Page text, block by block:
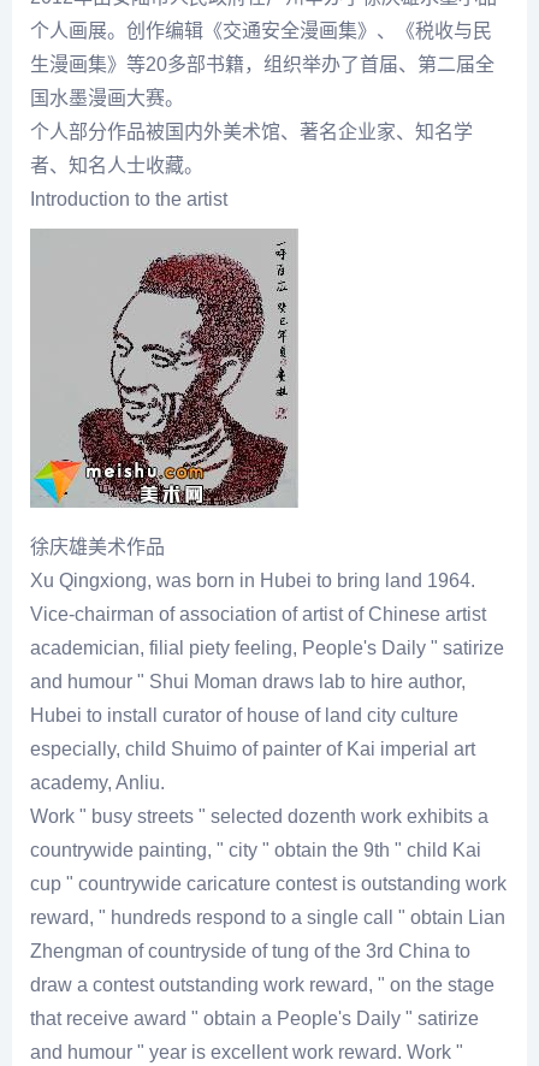
个人画展。创作编辑《交通安全漫画集》、《税收与民
生漫画集》等20多部书籍，组织举办了首届、第二届全
国水墨漫画大赛。
个人部分作品被国内外美术馆、著名企业家、知名学
者、知名人士收藏。
Introduction to the artist
徐庆雄美术作品
Xu Qingxiong, was born in Hubei to bring land 1964.
Vice-chairman of association of artist of Chinese artist
academician, filial piety feeling, People's Daily " satirize
and humour " Shui Moman draws lab to hire author,
Hubei to install curator of house of land city culture
especially, child Shuimo of painter of Kai imperial art
academy, Anliu.
Work " busy streets " selected dozenth work exhibits a
countrywide painting, " city " obtain the 9th " child Kai
cup " countrywide caricature contest is outstanding work
reward, " hundreds respond to a single call " obtain Lian
Zhengman of countryside of tung of the 3rd China to
draw a contest outstanding work reward, " on the stage
that receive award " obtain a People's Daily " satirize
and humour " year is excellent work reward. Work "